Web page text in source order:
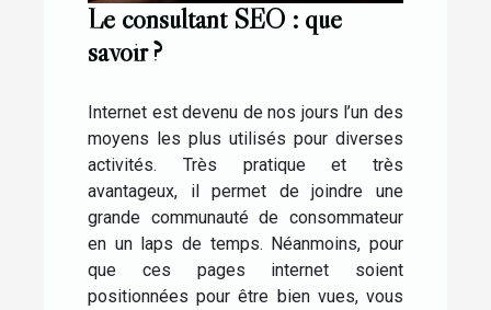
Le consultant SEO : que
savoir ?
Internet est devenu de nos jours l’un des
moyens les plus utilisés pour diverses
activités. Très pratique et très
avantageux, il permet de joindre une
grande communauté de consommateur
en un laps de temps. Néanmoins, pour
que ces pages internet soient
positionnées pour être bien vues, vous